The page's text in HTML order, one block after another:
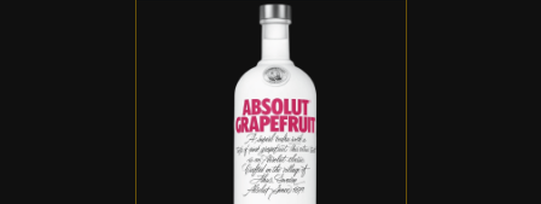
ADD TO CART / DETALLES